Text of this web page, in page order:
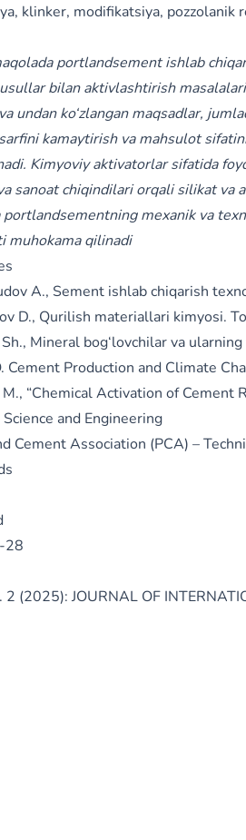
klinker, modifikatsiya, pozzolanik
portlandsement ishlab
bilan aktivlashtirish
undan ko‘zlangan maqsadlar,
kamaytirish va mahsulot
Kimyoviy aktivatorlar sifatida
sanoat chiqindilari orqali silikat va
portlandsementning mexanik va
muhokama qilinadi
A., Sement ishlab chiqarish
D., Qurilish materiallari kimyosi.
Mineral bog‘lovchilar va
Cement Production and Climate
“Chemical Activation of Cement
and Engineering
Cement Association (PCA) –
28
2 (2025): JOURNAL OF